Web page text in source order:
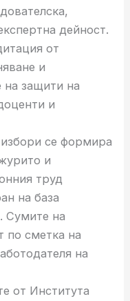
дейност.
от
и
на защити на
и
се формира
и
труд
на база
Сумите на
по сметка на
на
от Института